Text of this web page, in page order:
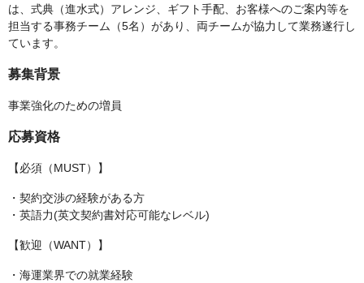
は、式典（進水式）アレンジ、ギフト手配、お客様へのご案内等を
担当する事務チーム（5名）があり、両チームが協力して業務遂行し
ています。
募集背景
事業強化のための増員
応募資格
【必須（MUST）】
・契約交渉の経験がある方
・英語力(英文契約書対応可能なレベル)
【歓迎（WANT）】
・海運業界での就業経験